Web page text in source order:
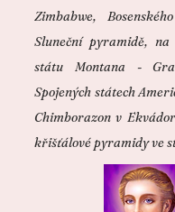
Zimbabwe,
Sluneční pyramidě, na
státu Montana -
Spojených státech
Chimborazon v
křišťálové pyramidy ve